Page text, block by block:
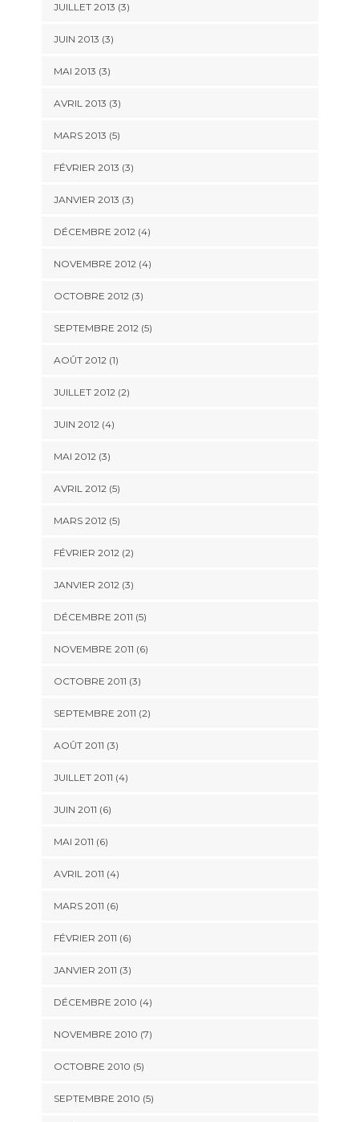
JUILLET 2013 (3)
JUIN 2013 (3)
MAI 2013 (3)
AVRIL 2013 (3)
MARS 2013 (5)
FÉVRIER 2013 (3)
JANVIER 2013 (3)
DÉCEMBRE 2012(4)
NOVEMBRE 2012(4)
OCTOBRE 2012(3)
SEPTEMBRE 2012(5)
AOÛT 2012(1)
JUILLET 2012(2)
JUIN 2012(4)
MAI 2012(3)
AVRIL 2012(5)
MARS 2012(5)
FÉVRIER 2012(2)
JANVIER 2012(3)
DÉCEMBRE 2011 (5)
NOVEMBRE 2011 (6)
OCTOBRE 2011 (3)
SEPTEMBRE 2011 (2)
AOÛT 2011 (3)
JUILLET 2011 (4)
JUIN 2011 (6)
MAI 2011 (6)
AVRIL 2011 (4)
MARS 2011 (6)
FÉVRIER 2011 (6)
JANVIER 2011 (3)
DÉCEMBRE 2010 (4)
NOVEMBRE 2010 (7)
OCTOBRE 2010 (5)
SEPTEMBRE 2010 (5)